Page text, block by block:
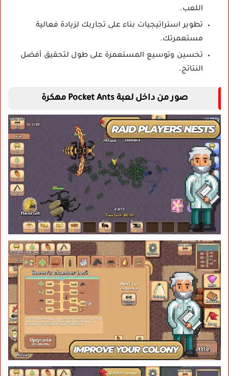
اللعب.
تطوير استراتيجيات بناء على تجاربك لزيادة فعالية
مستعمرتك.
تحسين وتوسيع المستعمرة على طول لتحقيق أفضل
النتائج.
صور من داخل لعبة Pocket Ants مهكرة